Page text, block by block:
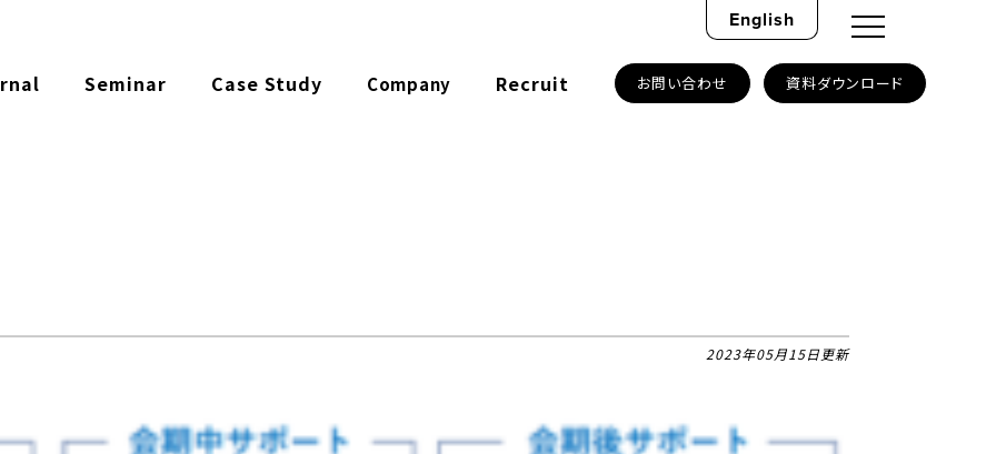
Seminar Case Study Company Recruit お問い合わせ 資料ダウンロード
English
2023年05月15日更新